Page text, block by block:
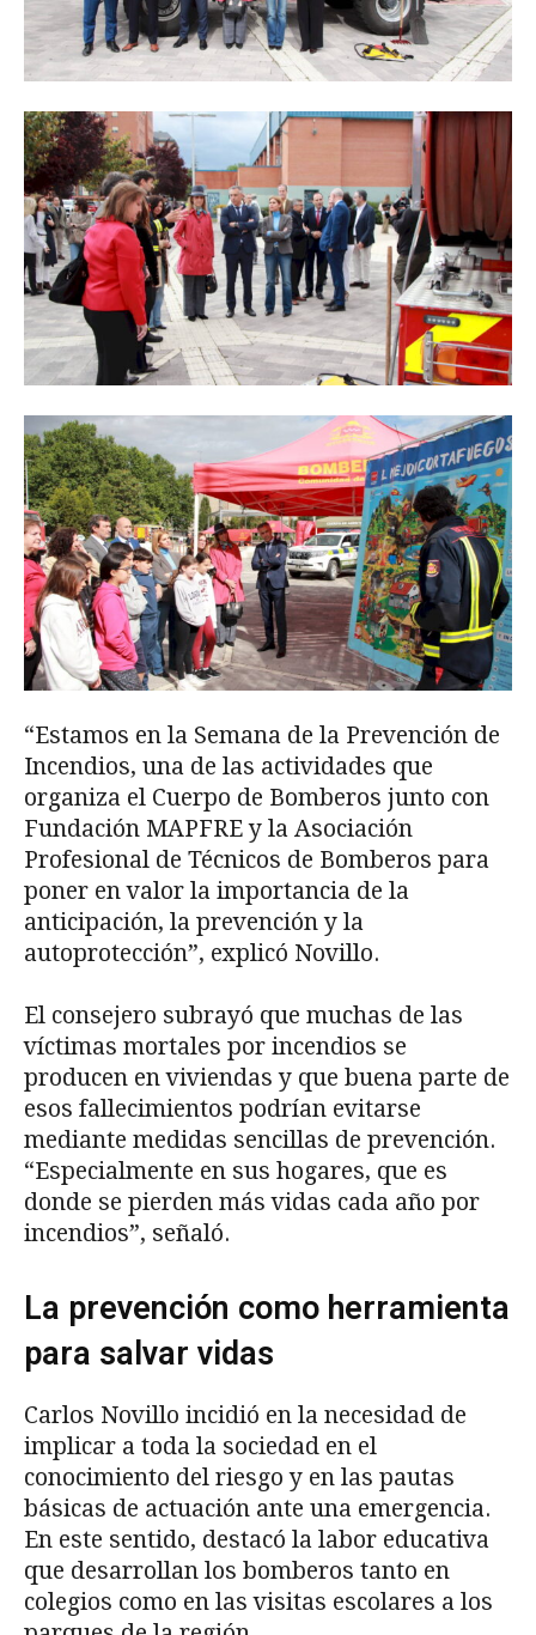
“Estamos en la Semana de la Prevención de
Incendios, una de las actividades que
organiza el Cuerpo de Bomberos junto con
Fundación MAPFRE y la Asociación
Profesional de Técnicos de Bomberos para
poner en valor la importancia de la
anticipación, la prevención y la
autoprotección”, explicó Novillo.
El consejero subrayó que muchas de las
víctimas mortales por incendios se
producen en viviendas y que buena parte de
esos fallecimientos podrían evitarse
mediante medidas sencillas de prevención.
“Especialmente en sus hogares, que es
donde se pierden más vidas cada año por
incendios”, señaló.
La prevención como herramienta
para salvar vidas
Carlos Novillo incidió en la necesidad de
implicar a toda la sociedad en el
conocimiento del riesgo y en las pautas
básicas de actuación ante una emergencia.
En este sentido, destacó la labor educativa
que desarrollan los bomberos tanto en
colegios como en las visitas escolares a los